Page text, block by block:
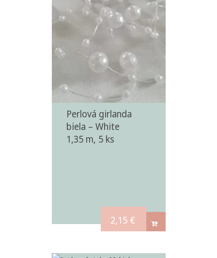
Perlová girlanda
biela – White
1,35 m, 5 ks
2,15 €